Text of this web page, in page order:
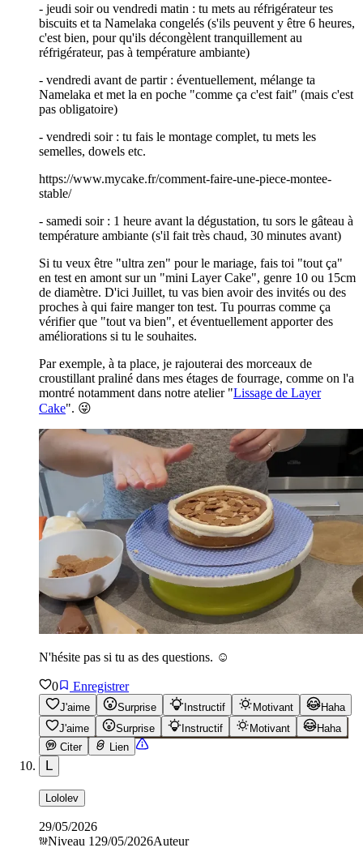
- jeudi soir ou vendredi matin : tu mets au réfrigérateur tes
biscuits et ta Namelaka congelés (s'ils peuvent y être 6 heures,
c'est bien, pour qu'ils décongèlent tranquillement au
réfrigérateur, pas à température ambiante)
- vendredi avant de partir : éventuellement, mélange ta
Namelaka et met la en poche "comme ça c'est fait" (mais c'est
pas obligatoire)
- vendredi soir : tu fais le montage complet, tu mets les
semelles, dowels etc.
https://www.mycake.fr/comment-faire-une-piece-montee-
stable/
- samedi soir : 1 heure avant la dégustation, tu sors le gâteau à
température ambiante (s'il fait très chaud, 30 minutes avant)
Si tu veux être "ultra zen" pour le mariage, fais toi "tout ça"
en test en amont sur un "mini Layer Cake", genre 10 ou 15cm
de diamètre. D'ici Juillet, tu vas bien avoir des invités ou des
proches à qui faire manger ton test. Tu pourras comme ça
vérifier que "tout va bien", et éventuellement apporter des
améliorations si tu le souhaites.
Par exemple, à ta place, je rajouterai des morceaux de
croustillant praliné dans mes étages de fourrage, comme on l'a
montré notamment dans notre atelier "Lissage de Layer
Cake". 😜
N'hésite pas si tu as des questions. ☺️
0 Enregistrer
J'aime Surprise Instructif Motivant
Haha
J'aime
Surprise Instructif Motivant
Haha
Citer
Lien
L
Lololev
29/05/2026
Niveau 1 29/05/2026Auteur